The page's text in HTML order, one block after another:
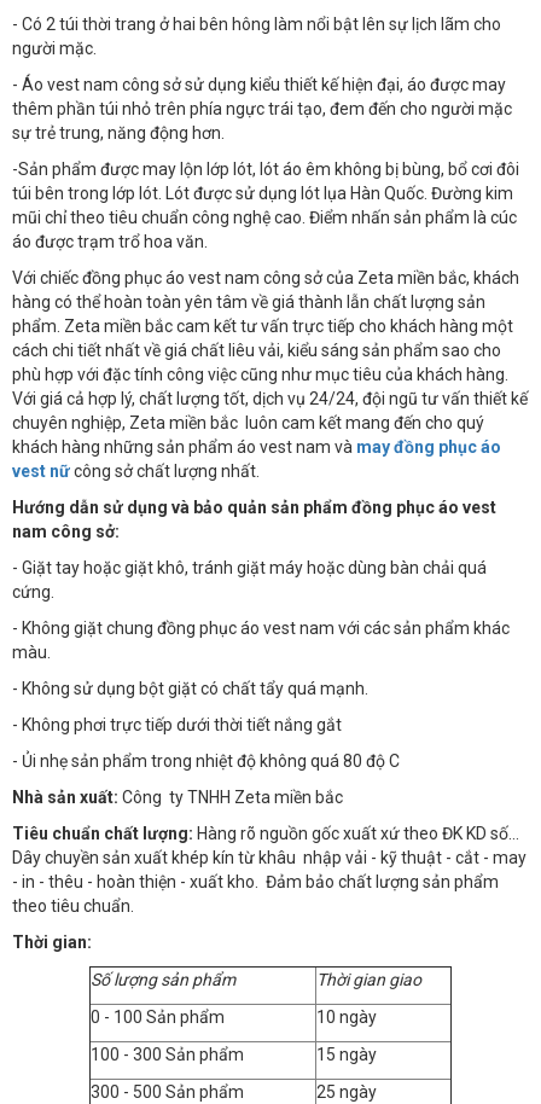
- Có 2 túi thời trang ở hai bên hông làm nổi bật lên sự lịch lãm cho
người mặc.
- Áo vest nam công sở sử dụng kiểu thiết kế hiện đại, áo được may
thêm phần túi nhỏ trên phía ngực trái tạo, đem đến cho người mặc
sự trẻ trung, năng động hơn.
-Sản phẩm được may lộn lớp lót, lót áo êm không bị bùng, bổ cơi đôi
túi bên trong lớp lót. Lót được sử dụng lót lụa Hàn Quốc. Đường kim
mũi chỉ theo tiêu chuẩn công nghệ cao. Điểm nhấn sản phẩm là cúc
áo được trạm trổ hoa văn.
Với chiếc đồng phục áo vest nam công sở của Zeta miền bắc, khách
hàng có thể hoàn toàn yên tâm về giá thành lẫn chất lượng sản
phẩm. Zeta miền bắc cam kết tư vấn trực tiếp cho khách hàng một
cách chi tiết nhất về giá chất liêu vải, kiểu sáng sản phẩm sao cho
phù hợp với đặc tính công việc cũng như mục tiêu của khách hàng.
Với giá cả hợp lý, chất lượng tốt, dịch vụ 24/24, đội ngũ tư vấn thiết kế
chuyên nghiệp, Zeta miền bắc luôn cam kết mang đến cho quý
khách hàng những sản phẩm áo vest nam và may đồng phục áo
vest nữcông sở chất lượng nhất.
Hướng dẫn sử dụng và bảo quản sản phẩm đồng phục áo vest
nam công sở:
- Giặt tay hoặc giặt khô, tránh giặt máy hoặc dùng bàn chải quá
cứng.
- Không giặt chung đồng phục áo vest nam với các sản phẩm khác
màu.
- Không sử dụng bột giặt có chất tẩy quá mạnh.
- Không phơi trực tiếp dưới thời tiết nắng gắt
- Ủi nhẹ sản phẩm trong nhiệt độ không quá 80 độ C
Nhà sản xuất: Công ty TNHH Zeta miền bắc
Tiêu chuẩn chất lượng: Hàng rõ nguồn gốc xuất xứ theo ĐK KD số…
Dây chuyền sản xuất khép kín từ khâu nhập vải - kỹ thuật - cắt - may
- in - thêu - hoàn thiện - xuất kho. Đảm bảo chất lượng sản phẩm
theo tiêu chuẩn.
Thời gian:
Số lượng sản phẩm
Thời gian giao
0 - 100 Sản phẩm
10 ngày
100 - 300 Sản phẩm
15 ngày
300 - 500 Sản phẩm
25 ngày